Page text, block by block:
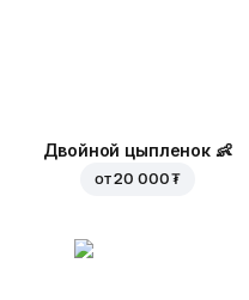
Двойной цыпленок 👶
от20 000 ₮